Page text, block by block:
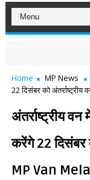
Home MP News
22 दिसंबर को
अंतर्राष्ट्रीय
करेंगे 22 दिसंबर
MP Van